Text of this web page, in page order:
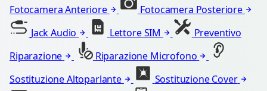
Fotocamera Anteriore
Fotocamera Posteriore
Jack Audio
Lettore SIM
Preventivo
Riparazione
Riparazione Microfono
Sostituzione Altoparlante
Sostituzione Cover